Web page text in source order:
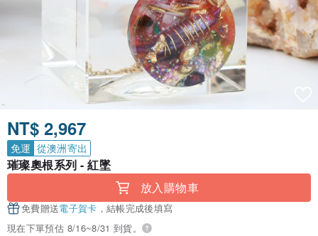
NT$ 2,967
免運 從澳洲寄出
璀璨奧根系列 - 紅墜
放入購物車
免費贈送電子賀卡 ，結帳完成後填寫
現在下單預估 8/16~8/31 到貨。